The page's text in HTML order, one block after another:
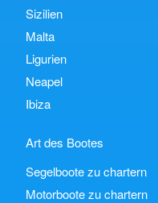
Sizilien
Malta
Ligurien
Neapel
Ibiza
Art des Bootes
Segelboote zu chartern
Motorboote zu chartern